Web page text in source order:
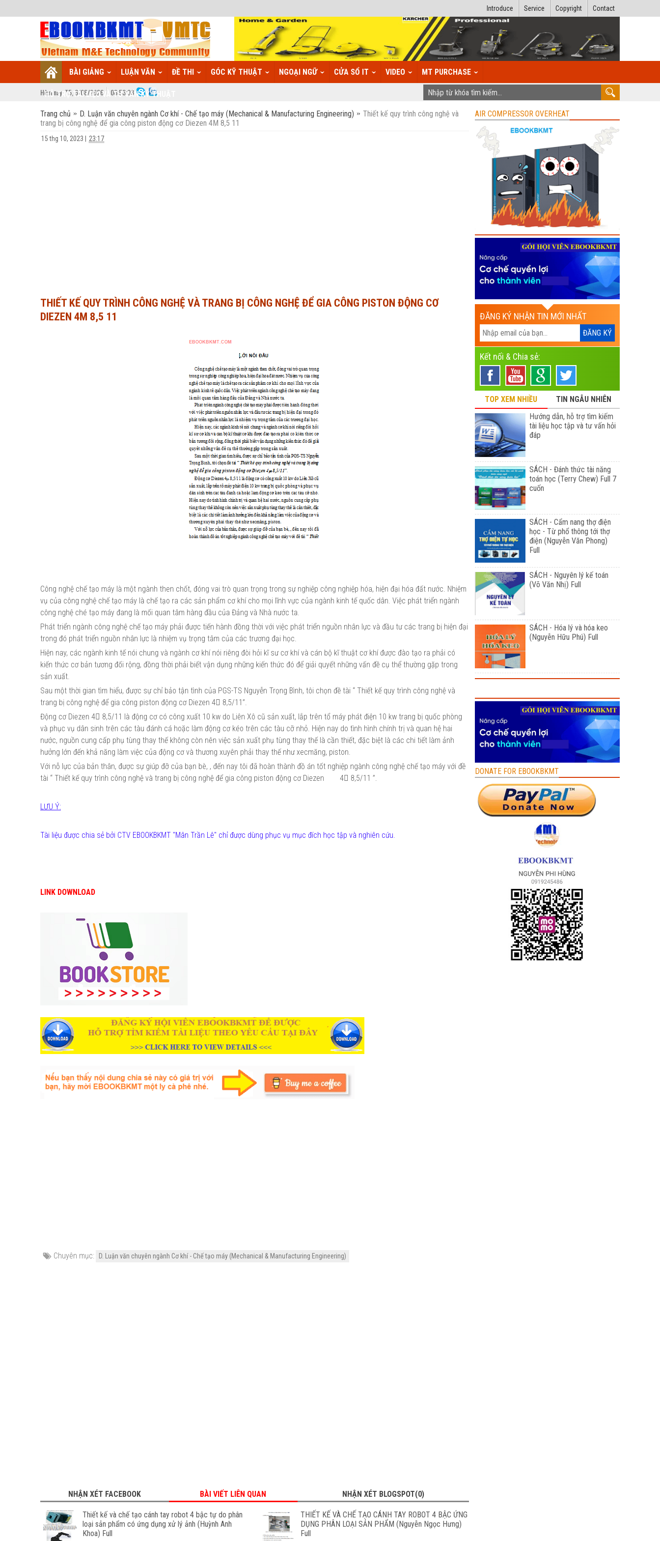
Contact
Copyright
Service
Introduce
BÀI GIẢNG LUẬN VĂN ĐỀ THI GÓC KỸ THUẬT NGOẠI NGỮ CỬA SỔ IT VIDEO MT PURCHASE
HỖ TRỢ TÀI LIỆU VÀ TƯ VẤN KỸ THUẬT
Hôm nay: T5, 6/08/2026 08:53:04
Trang chủ D. Luận văn chuyên ngành Cơ khí - Chế tạo máy (Mechanical & Manufacturing Engineering)
Thiết kế quy trình công nghệ và
trang bị công nghệ để gia công piston động cơ Diezen 4M 8,5 11
15 thg 10, 2023 23:17
THIẾT KẾ QUY TRÌNH CÔNG NGHỆ VÀ TRANG BỊ CÔNG NGHỆ ĐỂ GIA CÔNG PISTON ĐỘNG CƠ
DIEZEN 4M 8,5 11
Công nghệ chế tạo máy là một ngành then chốt, đóng vai trò quan trọng trong sự nghiệp công nghiệp hóa, hiện đại hóa đất nước. Nhiệm
vụ của công nghệ chế tạo máy là chế tạo ra các sản phẩm cơ khí cho mọi lĩnh vực của ngành kinh tế quốc dân. Việc phát triển ngành
công nghệ ché tạo máy đang là mối quan tâm hàng đầu của Đảng và Nhà nước ta.
Phát triển ngành công nghệ chế tạo máy phải được tiến hành đồng thời với việc phát triển nguồn nhân lực và đầu tư các trang bị hiện đại
trong đó phát triển nguồn nhân lực là nhiệm vụ trọng tâm của các trương đại học.
Hiện nay, các ngành kinh tế nói chung và ngành cơ khí nói riêng đòi hỏi kĩ sư cơ khí và cán bộ kĩ thuật cơ khí được đào tạo ra phải có
kiến thức cơ bản tương đối rộng, đồng thời phải biết vận dụng những kiến thức đó để giải quyết những vấn đề cụ thể thường gặp trong
sản xuất.
Sau một thời gian tìm hiểu, được sự chỉ bảo tận tình của PGS-TS Nguyễn Trọng Bình, tôi chọn đề tài “ Thiết kế quy trình công nghệ và
trang bị công nghệ để gia công piston động cơ Diezen 4 8,5/11”.
Động cơ Diezen 4 8,5/11 là động cơ có công xuất 10 kw do Liên Xô cũ sản xuất, lắp trên tổ máy phát điện 10 kw trang bị quốc phòng
và phục vụ dân sinh trên các tàu đánh cá hoặc làm động cơ kéo trên các tàu cỡ nhỏ. Hiện nay do tình hình chính trị và quan hệ hai
nước, nguồn cung cấp phụ tùng thay thế không còn nên việc sản xuất phụ tùng thay thế là cần thiết, đặc biệt là các chi tiết làm ảnh
hưởng lớn đến khả năng làm việc của động cơ và thương xuyên phải thay thế như xecmăng, piston.
Với nỗ lực của bản thân, được sự giúp đỡ của bạn bè, , đến nay tôi đã hoàn thành đồ án tốt nghiệp ngành công nghệ chế tạo máy với đề
tài “ Thiết kế quy trình công nghệ và trang bị công nghệ để gia công piston động cơ Diezen 4 8,5/11 ”.
LƯU Ý:
Tài liệu được chia sẻ bởi CTV EBOOKBKMT "Mân Trần Lê" chỉ được dùng phục vụ mục đích học tập và nghiên cứu.
LINK DOWNLOAD
Chuyên mục: D. Luận văn chuyên ngành Cơ khí - Chế tạo máy (Mechanical & Manufacturing Engineering)
NHẬN XÉT FACEBOOK BÀI VIẾT LIÊN QUAN NHẬN XÉT BLOGSPOT(0)
Thiết kế và chế tạo cánh tay robot 4 bậc tự do phân
loại sản phẩm có ứng dụng xử lý ảnh (Huỳnh Anh
Khoa) Full
THIẾT KẾ VÀ CHẾ TẠO CÁNH TAY ROBOT 4 BẬC ỨNG
DỤNG PHÂN LOẠI SẢN PHẨM (Nguyễn Ngọc Hưng)
Full
AIR COMPRESSOR OVERHEAT
ĐĂNG KÝ NHẬN TIN MỚI NHẤT
Kết nối & Chia sẻ:
TOP XEM NHIỀU
TIN NGẪU NHIÊN
Hướng dẫn, hỗ trợ tìm kiếm
tài liệu học tập và tư vấn hỏi
đáp
SÁCH - Đánh thức tài năng
toán học (Terry Chew) Full 7
cuốn
SÁCH - Cẩm nang thợ điện
học - Từ phổ thông tới thợ
điện (Nguyễn Văn Phong)
Full
SÁCH - Nguyên lý kế toán
(Võ Văn Nhị) Full
SÁCH - Hóa lý và hóa keo
(Nguyễn Hữu Phú) Full
DONATE FOR EBOOKBKMT